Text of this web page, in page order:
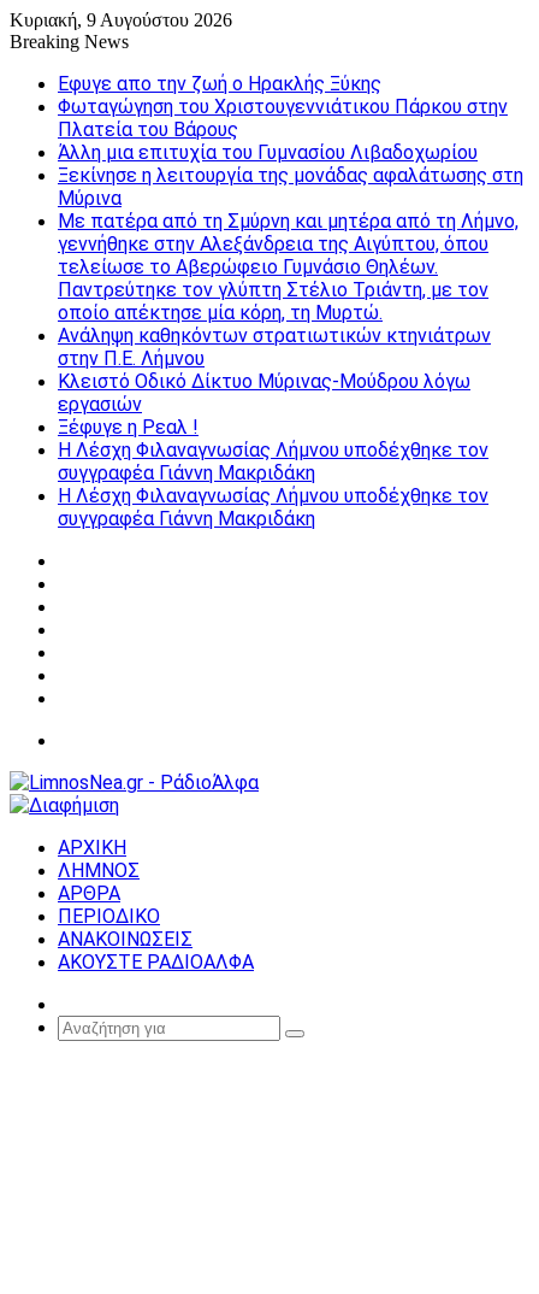
Κυριακή, 9 Αυγούστου 2026
Breaking News
Εφυγε απο την ζωή o Ηρακλής Ξύκης
Φωταγώγηση του Χριστουγεννιάτικου Πάρκου στην
Πλατεία του Βάρους
Άλλη μια επιτυχία του Γυμνασίου Λιβαδοχωρίου
Ξεκίνησε η λειτουργία της μονάδας αφαλάτωσης στη
Μύρινα
Με πατέρα από τη Σμύρνη και μητέρα από τη Λήμνο,
γεννήθηκε στην Αλεξάνδρεια της Αιγύπτου, όπου
τελείωσε το Αβερώφειο Γυμνάσιο Θηλέων.
Παντρεύτηκε τον γλύπτη Στέλιο Τριάντη, με τον
οποίο απέκτησε μία κόρη, τη Μυρτώ.
Ανάληψη καθηκόντων στρατιωτικών κτηνιάτρων
στην Π.Ε. Λήμνου
Κλειστό Οδικό Δίκτυο Μύρινας-Μούδρου λόγω
εργασιών
Ξέφυγε η Ρεαλ !
Η Λέσχη Φιλαναγνωσίας Λήμνου υποδέχθηκε τον
συγγραφέα Γιάννη Μακριδάκη
Η Λέσχη Φιλαναγνωσίας Λήμνου υποδέχθηκε τον
συγγραφέα Γιάννη Μακριδάκη
ΑΡΧΙΚΗ
ΛΗΜΝΟΣ
ΑΡΘΡΑ
ΠΕΡΙΟΔΙΚΟ
ΑΝΑΚΟΙΝΩΣΕΙΣ
ΑΚΟΥΣΤΕ ΡΑΔΙΟΑΛΦΑ
Article
Αναζήτηση